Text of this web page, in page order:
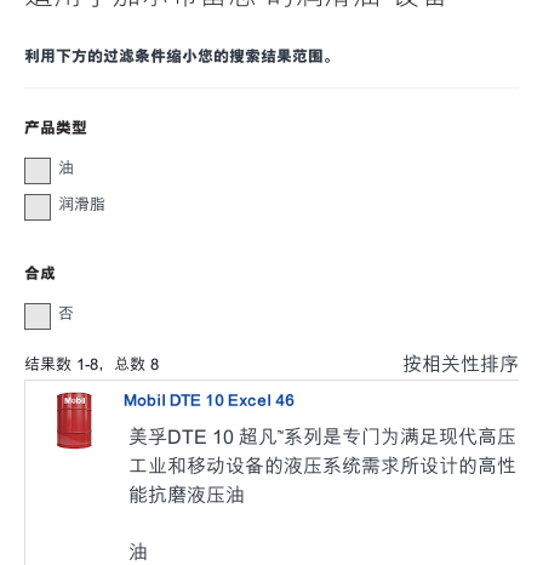
利用下方的过滤条件缩小您的搜索结果范围。
产品类型
油
润滑脂
合成
否
结果数 1-8，总数 8 按相关性排序
Mobil DTE 10 Excel 46
美孚DTE 10 超凡™系列是专门为满足现代高压
工业和移动设备的液压系统需求所设计的高性
能抗磨液压油
油